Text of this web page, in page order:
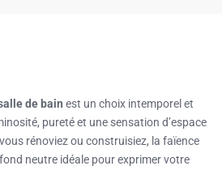
de bain est un choix intemporel et
pureté et une sensation d’espace
rénoviez ou construisiez, la faïence
neutre idéale pour exprimer votre